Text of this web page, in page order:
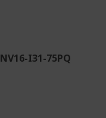
I31-75PQ